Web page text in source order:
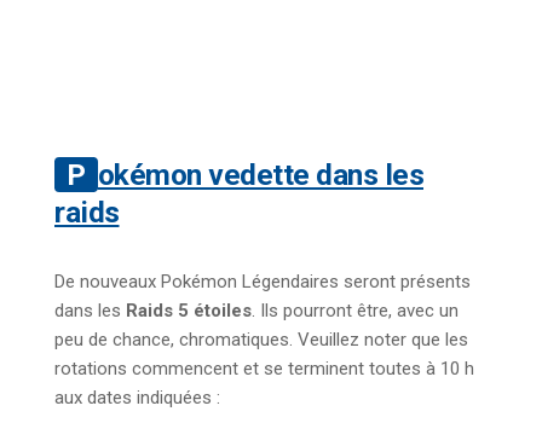
Pokémon vedette dans les
raids
De nouveaux Pokémon Légendaires seront présents
dans les Raids 5 étoiles. Ils pourront être, avec un
peu de chance, chromatiques. Veuillez noter que les
rotations commencent et se terminent toutes à 10 h
aux dates indiquées :